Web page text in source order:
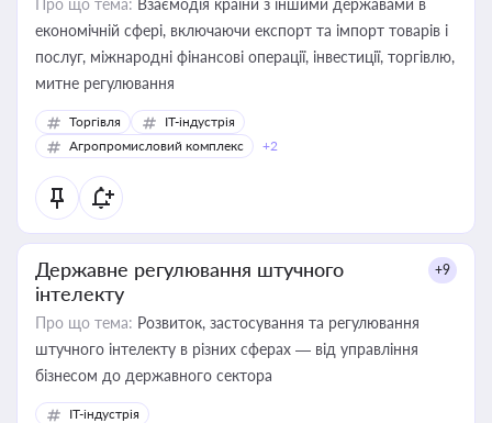
Про що тема: Взаємодія країни з іншими державами в
економічній сфері, включаючи експорт та імпорт товарів і
послуг, міжнародні фінансові операції, інвестиції, торгівлю,
митне регулювання
Торгівля
IT-індустрія
Агропромисловий комплекс
+2
Державне регулювання штучного
інтелекту
+9
Про що тема: Розвиток, застосування та регулювання
штучного інтелекту в різних сферах — від управління
бізнесом до державного сектора
IT-індустрія